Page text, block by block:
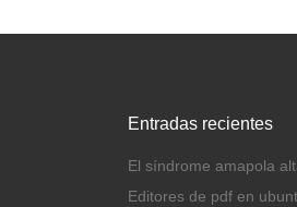
Entradas recientes
El síndrome amapola
Editores de pdf en